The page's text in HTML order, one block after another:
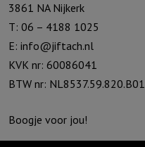
3861 NA Nijkerk
T: 06 – 4188 1025
E: info@jiftach.nl
KVK nr: 60086041
BTW nr: NL8537.59.820.B01
Boogje voor jou!